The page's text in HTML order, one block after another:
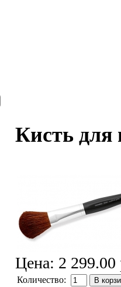
Кисть
Цена: 2 299.00
Количество: В